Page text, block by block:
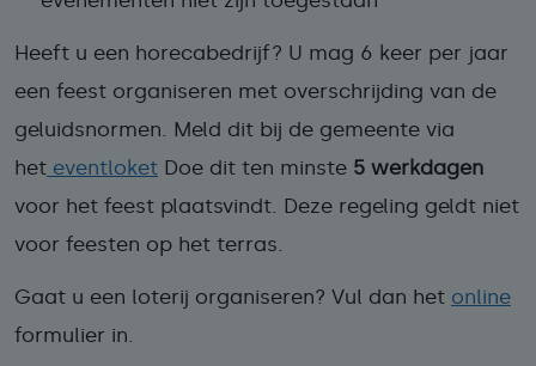
Heeft u een horecabedrijf? U mag 6 keer per jaar
een feest organiseren met overschrijding van de
geluidsnormen. Meld dit bij de gemeente via
het eventloket Doe dit ten minste 5 werkdagen
voor het feest plaatsvindt. Deze regeling geldt niet
voor feesten op het terras.
Gaat u een loterij organiseren? Vul dan het online
formulier in.